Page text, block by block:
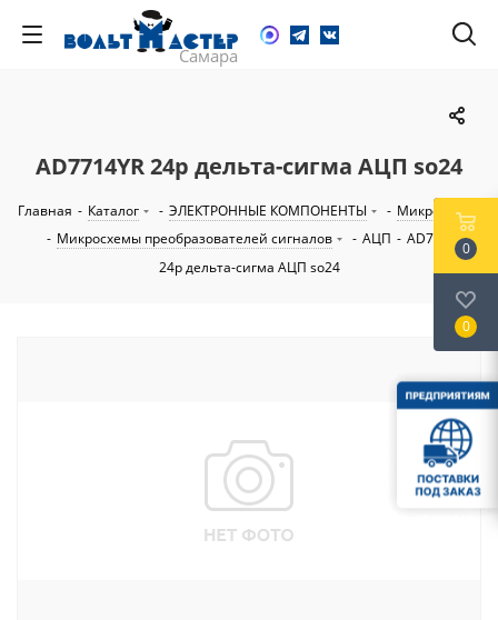
AD7714YR 24р дельта-сигма АЦП so24
Главная - Каталог - ЭЛЕКТРОННЫЕ КОМПОНЕНТЫ - Микросхемы
- Микросхемы преобразователей сигналов - АЦП - AD7714YR
24р дельта-сигма АЦП so24
0
0